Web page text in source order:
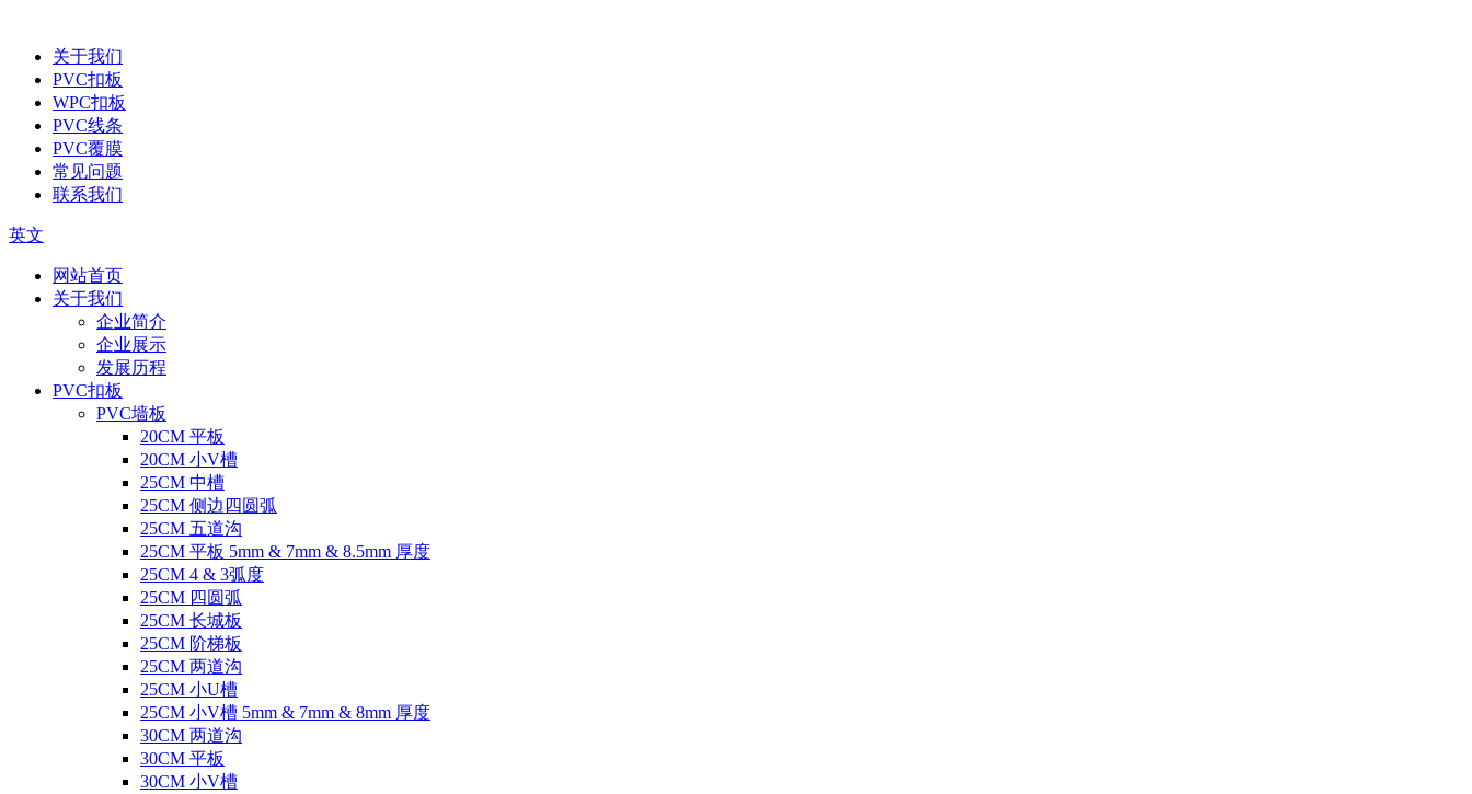
关于我们
PVC扣板
WPC扣板
PVC线条
PVC覆膜
常见问题
联系我们
英文
网站首页
关于我们
企业简介
企业展示
发展历程
PVC扣板
PVC墙板
20CM 平板
20CM 小V槽
25CM 中槽
25CM 侧边四圆弧
25CM 五道沟
25CM 平板 5mm & 7mm & 8.5mm 厚度
25CM 4 & 3弧度
25CM 四圆弧
25CM 长城板
25CM 阶梯板
25CM 两道沟
25CM 小U槽
25CM 小V槽 5mm & 7mm & 8mm 厚度
30CM 两道沟
30CM 平板
30CM 小V槽